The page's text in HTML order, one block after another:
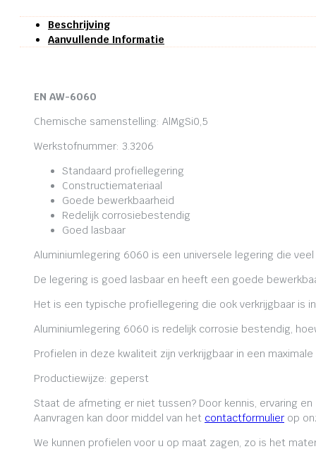
Beschrijving
Aanvullende Informatie
EN AW-6060
Chemische samenstelling: AlMgSi0,5
Werkstofnummer: 3.3206
Standaard profiellegering
Constructiemateriaal
Goede bewerkbaarheid
Redelijk corrosiebestendig
Goed lasbaar
Aluminiumlegering 6060 is een universele legering die
De legering is goed lasbaar en heeft een goede
Het is een typische profiellegering die ook verkrijgbaar is
Aluminiumlegering 6060 is redelijk corrosie bestendig,
Profielen in deze kwaliteit zijn verkrijgbaar in een
Productiewijze: geperst
Staat de afmeting er niet tussen? Door kennis, ervaring
Aanvragen kan door middel van het contactformulier op
We kunnen profielen voor u op maat zagen, zo is het